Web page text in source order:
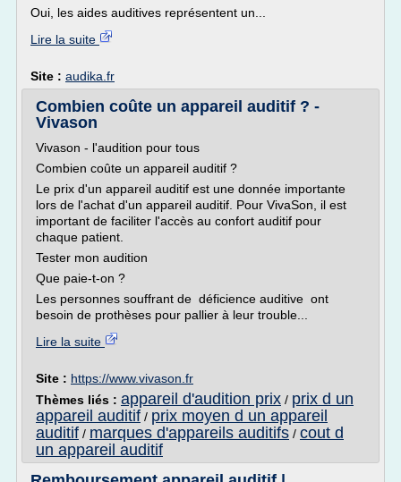
Oui, les aides auditives représentent un...
Lire la suite
Site : audika.fr
Combien coûte un appareil auditif ? -
Vivason
Vivason - l'audition pour tous
Combien coûte un appareil auditif ?
Le prix d'un appareil auditif est une donnée importante
lors de l'achat d'un appareil auditif. Pour VivaSon, il est
important de faciliter l'accès au confort auditif pour
chaque patient.
Tester mon audition
Que paie-t-on ?
Les personnes souffrant de déficience auditive ont
besoin de prothèses pour pallier à leur trouble...
Lire la suite
Site : https://www.vivason.fr
Thèmes liés : appareil d'audition prix / prix d un
appareil auditif / prix moyen d un appareil
auditif / marques d'appareils auditifs / cout d
un appareil auditif